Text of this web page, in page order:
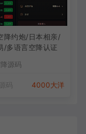
降约炮/日本相亲/
/多语言空降认证
源码
码 4000大洋